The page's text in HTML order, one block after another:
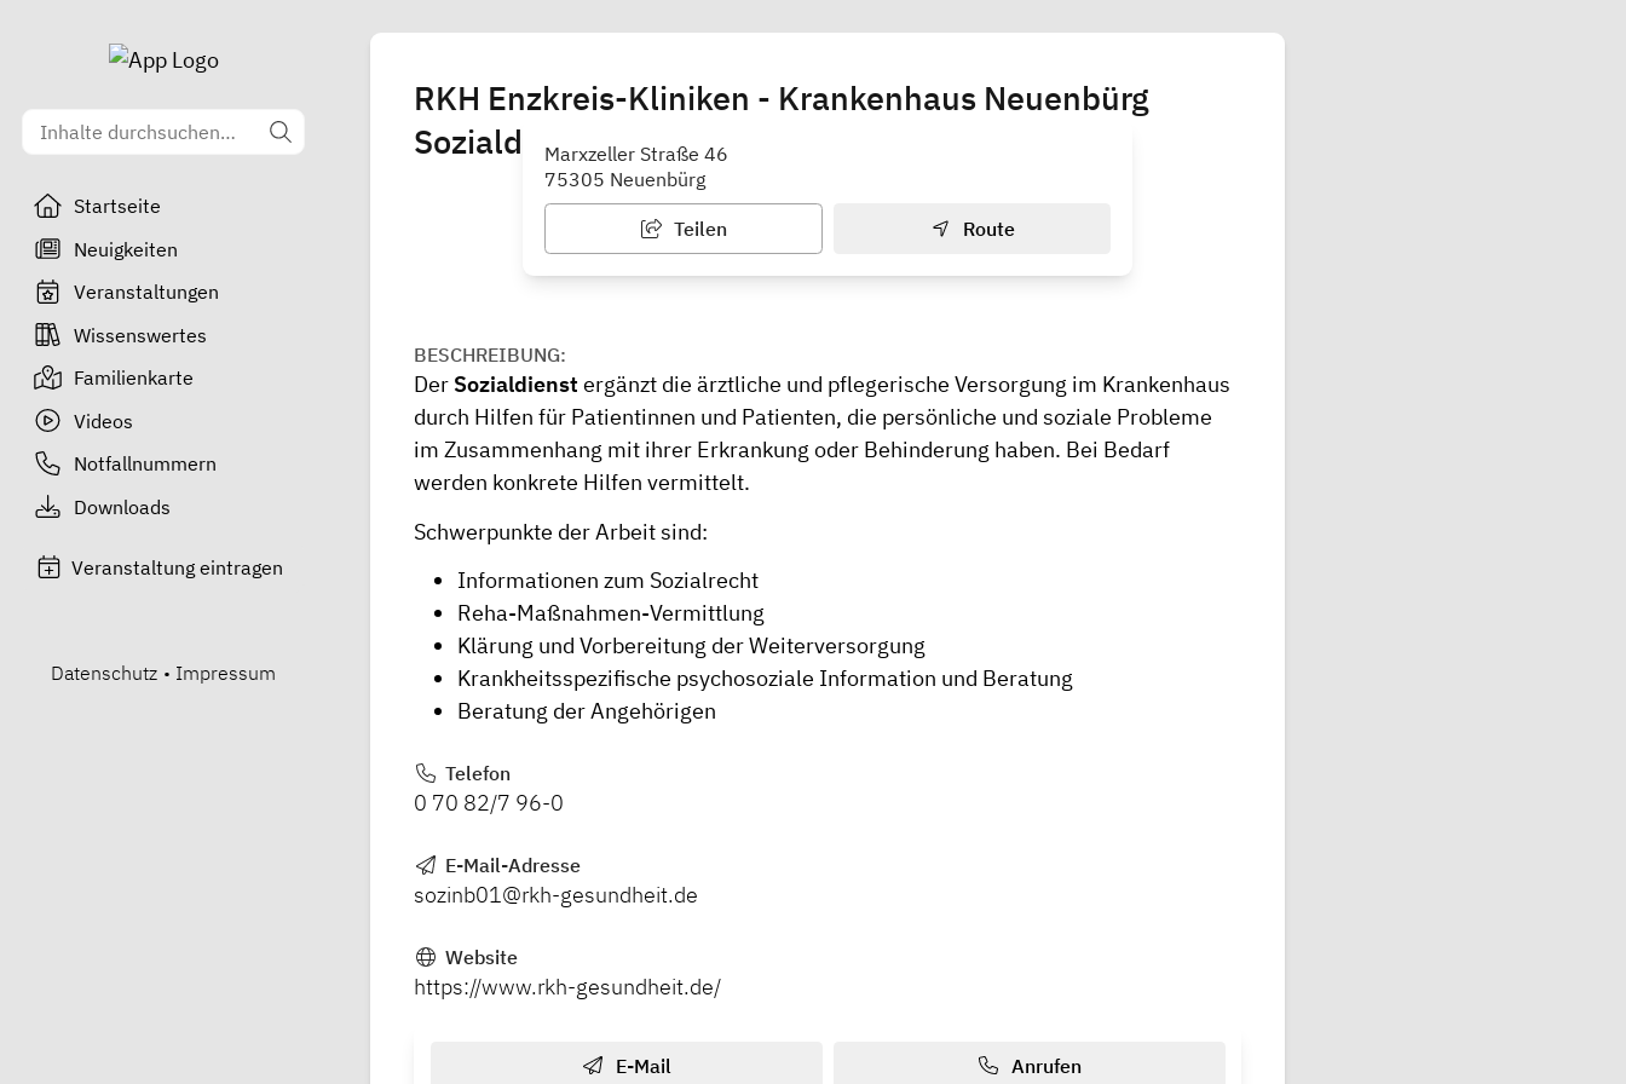
Startseite
Neuigkeiten
Veranstaltungen
Wissenswertes
Familienkarte
Videos
Notfallnummern
Downloads
Veranstaltung eintragen
Datenschutz • Impressum
RKH Enzkreis-Kliniken - Krankenhaus Neuenbürg
SozialdienstMarxzeller Straße 46
75305 Neuenbürg
Teilen Route
BESCHREIBUNG:
Der Sozialdienst ergänzt die ärztliche und pflegerische Versorgung im Krankenhaus
durch Hilfen für Patientinnen und Patienten, die persönliche und soziale Probleme
im Zusammenhang mit ihrer Erkrankung oder Behinderung haben. Bei Bedarf
werden konkrete Hilfen vermittelt.
Schwerpunkte der Arbeit sind:
Informationen zum Sozialrecht
Reha-Maßnahmen-Vermittlung
Klärung und Vorbereitung der Weiterversorgung
Krankheitsspezifische psychosoziale Information und Beratung
Beratung der Angehörigen
Telefon
0 70 82/7 96-0
E-Mail-Adresse
sozinb01@rkh-gesundheit.de
Website
https://www.rkh-gesundheit.de/
E-Mail Anrufen